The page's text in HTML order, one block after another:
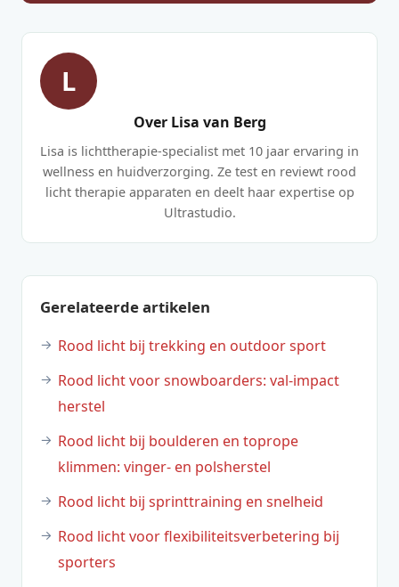
L
Over Lisa van Berg
Lisa is lichttherapie-specialist met 10 jaar ervaring in
wellness en huidverzorging. Ze test en reviewt rood
licht therapie apparaten en deelt haar expertise op
Ultrastudio.
Gerelateerde artikelen
Rood licht bij trekking en outdoor sport
Rood licht voor snowboarders: val-impact
herstel
Rood licht bij boulderen en toprope
klimmen: vinger- en polsherstel
Rood licht bij sprinttraining en snelheid
Rood licht voor flexibiliteitsverbetering bij
sporters